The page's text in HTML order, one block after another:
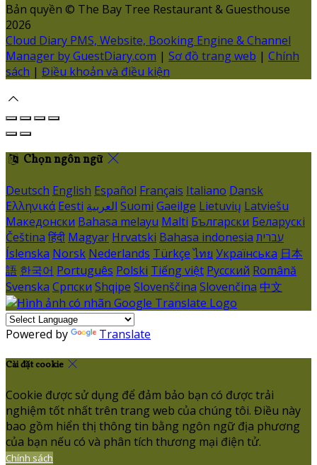
Bản quyền © The Bay Tree Restaurant & Guesthouse
2026
Cloud Diary PMS, Website, Booking Engine & Channel
Manager by GuestDiary.com | Sơ đồ trang web | Chính
sách | Điều khoản và điều kiện
Chọn ngôn ngữ
Deutsch English Español Français Italiano Dansk
Ελληνικά Eesti العربية Suomi Gaeilge Lietuvių Latviešu
Македонски Bahasa melayu Malti Български Беларускі
Čeština हिंदी Magyar Hrvatski Bahasa indonesia עברית
Íslenska Norsk Nederlands Türkçe ไทย Українська 日本
語 한국어 Português Polski Tiếng việt Русский Română
Svenska Српски Shqipe Slovenščina Slovenčina 中文
Powered by Translate
Cài đặt cookie
Cookie được sử dụng để đảm bảo bạn có được trải
nghiệm tốt nhất trên trang web của chúng tôi. Điều này
bao gồm hiển thị thông tin bằng ngôn ngữ địa phương
của bạn nếu có và phân tích thương mại điện tử.
Chính sách